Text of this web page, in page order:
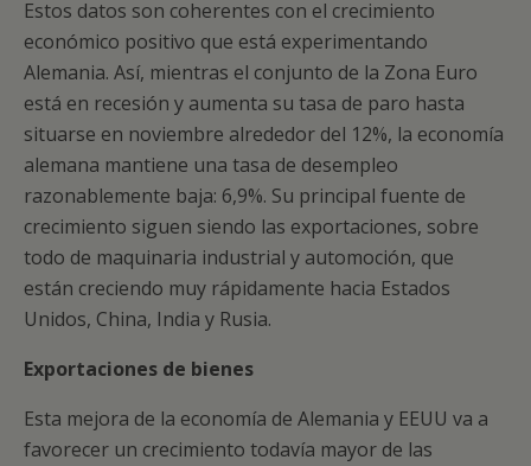
Estos datos son coherentes con el crecimiento
económico positivo que está experimentando
Alemania. Así, mientras el conjunto de la Zona Euro
está en recesión y aumenta su tasa de paro hasta
situarse en noviembre alrededor del 12%, la economía
alemana mantiene una tasa de desempleo
razonablemente baja: 6,9%. Su principal fuente de
crecimiento siguen siendo las exportaciones, sobre
todo de maquinaria industrial y automoción, que
están creciendo muy rápidamente hacia Estados
Unidos, China, India y Rusia.
Exportaciones de bienes
Esta mejora de la economía de Alemania y EEUU va a
favorecer un crecimiento todavía mayor de las